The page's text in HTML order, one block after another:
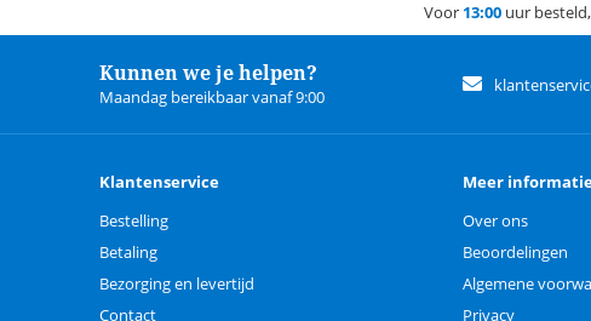
Voor 13:00uur besteld,
Kunnen we je helpen?
Maandag bereikbaar vanaf 9:00
Klantenservice
Bestelling
Betaling
Bezorging en levertijd
Contact
Meer
Over ons
Beoordelingen
Algemene
Privacy